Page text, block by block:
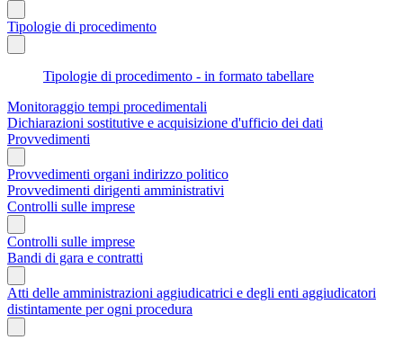
Tipologie di procedimento
Tipologie di procedimento - in formato tabellare
Monitoraggio tempi procedimentali
Dichiarazioni sostitutive e acquisizione d'ufficio dei dati
Provvedimenti
Provvedimenti organi indirizzo politico
Provvedimenti dirigenti amministrativi
Controlli sulle imprese
Controlli sulle imprese
Bandi di gara e contratti
Atti delle amministrazioni aggiudicatrici e degli enti aggiudicatori
distintamente per ogni procedura